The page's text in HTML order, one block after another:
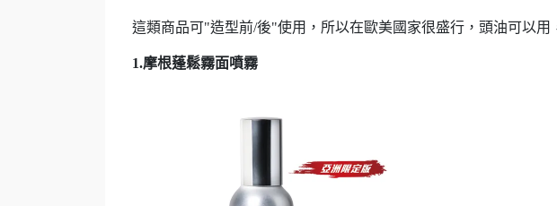
這類商品可"造型前/後"使用，所以在歐美國家很盛行，頭油可以用
1.摩根蓬鬆霧面噴霧